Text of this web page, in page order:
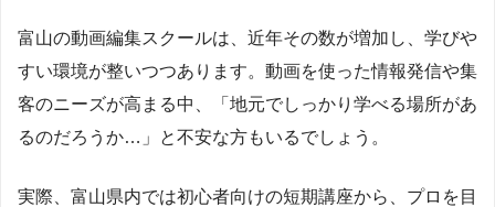
富山の動画編集スクールは、近年その数が増加し、学びや
すい環境が整いつつあります。動画を使った情報発信や集
客のニーズが高まる中、「地元でしっかり学べる場所があ
るのだろうか…」と不安な方もいるでしょう。
実際、富山県内では初心者向けの短期講座から、プロを目